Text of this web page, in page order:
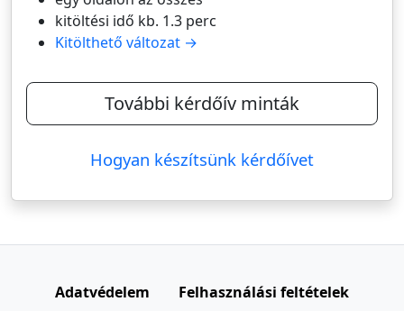
kitöltési idő kb. 1.3 perc
Kitölthető változat →
További kérdőív minták
Hogyan készítsünk kérdőívet
Adatvédelem Felhasználási feltételek